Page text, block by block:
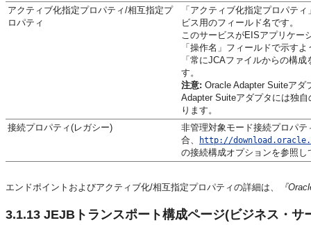
アクティブ化指定プロパティ/相互指定プ
ロパティ
「アクティブ化指定プロパティ
ビス用のフィールド名です。
このサービスがEISアプリケー
「操作名」フィールドで示す
「常にJCAファイルからの構成
す。
注意: Oracle Adapter Suiteアダ
Adapter Suiteアダプタには独
ります。
接続プロパティ(レガシー)
非管理対象モード接続プロパ
合、
http://
の接続構成オプションを参照し
エンドポイントおよびアクティブ化/相互指定プロパティの詳細は、 『
3.1.13 JEJBトランスポート構成ページ(ビジネス・サ